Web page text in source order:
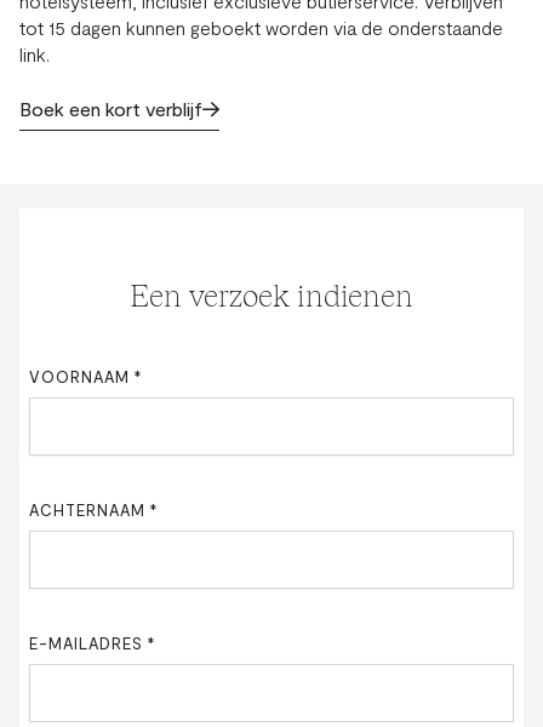
tot 15 dagen kunnen geboekt worden via de onderstaande
link.
Boek een kort verblijf
Een verzoek indienen
VOORNAAM *
ACHTERNAAM *
E-MAILADRES *